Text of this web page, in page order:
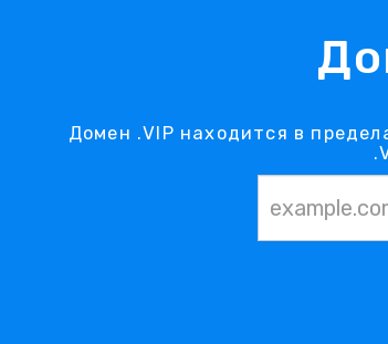
Домен .VIP находится в